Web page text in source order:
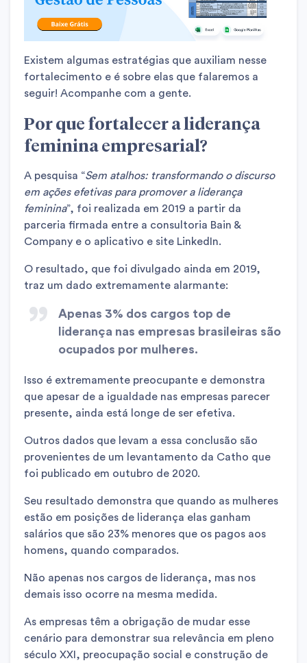
Existem algumas estratégias que auxiliam nesse
fortalecimento e é sobre elas que falaremos a
seguir! Acompanhe com a gente.
Por que fortalecer a liderança
feminina empresarial?
A pesquisa “Sem atalhos: transformando o discurso
em ações efetivas para promover a liderança
feminina”, foi realizada em 2019 a partir da
parceria firmada entre a consultoria Bain &
Company e o aplicativo e site LinkedIn.
O resultado, que foi divulgado ainda em 2019,
traz um dado extremamente alarmante:
Apenas 3% dos cargos top de
liderança nas empresas brasileiras são
ocupados por mulheres.
Isso é extremamente preocupante e demonstra
que apesar de a igualdade nas empresas parecer
presente, ainda está longe de ser efetiva.
Outros dados que levam a essa conclusão são
provenientes de um levantamento da Catho que
foi publicado em outubro de 2020.
Seu resultado demonstra que quando as mulheres
estão em posições de liderança elas ganham
salários que são 23% menores que os pagos aos
homens, quando comparados.
Não apenas nos cargos de liderança, mas nos
demais isso ocorre na mesma medida.
As empresas têm a obrigação de mudar esse
cenário para demonstrar sua relevância em pleno
século XXI, preocupação social e construção de